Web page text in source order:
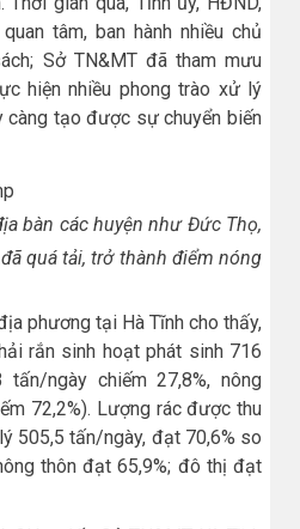
tâm, ban hành nhiều chủ
Sở TN&MT đã tham mưu
hiện nhiều phong trào xử lý
càng tạo được sự chuyển biến
bàn các huyện như Đức Thọ,
quá tải, trở thành điểm nóng
phương tại Hà Tĩnh cho thấy,
rắn sinh hoạt phát sinh 716
ngày chiếm 27,8%, nông
72,2%). Lượng rác được thu
505,5 tấn/ngày, đạt 70,6% so
thôn đạt 65,9%; đô thị đạt